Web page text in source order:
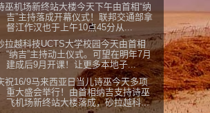
巫机场新终站大楼今天下午由首相“纳
吉”主持落成开幕仪式！联邦交通部拿
督江作汉也于上午10点45分从...
拉越科技UCTS大学校园今天由首相
“纳吉”主持动土仪式。可望在明年7月
建成后9月开课！让更多本地子...
祝16/9马来西亚日当儿诗巫今天多项
重大盛会举行！由首相纳吉支持诗巫
飞机场新终站大楼落成，砂拉越科...